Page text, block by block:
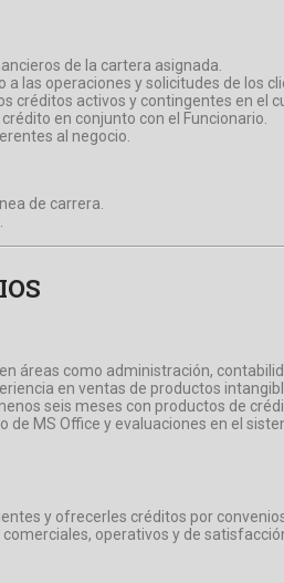
de la cartera asignada.
a las operaciones y solicitudes de los
créditos activos y contingentes en el
en conjunto con el Funcionario.
al negocio.
de carrera.
áreas como administración,
en ventas de productos
seis meses con productos de
de MS Office y evaluaciones en el
y ofrecerles créditos por
operativos y de